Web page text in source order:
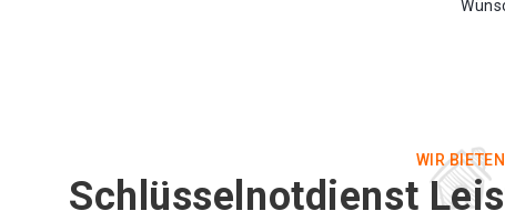
WIR BIETEN
Schlüsselnotdienst